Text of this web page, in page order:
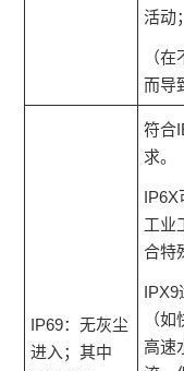
活动；
（
而导
IP69：无灰尘
进入；其中
符合
求。
IP6X
工业
合特
IPX9
（
高速